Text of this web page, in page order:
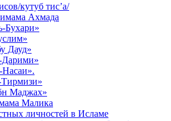
кутуб тис’а/
Ахмада
Бухари»
Дауд»
Дарими»
Маджах»
Малика
личностей в Исламе